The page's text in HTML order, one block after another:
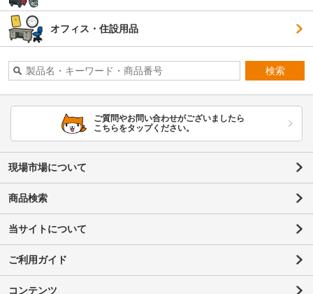
オフィス・住設用品
検索
ご質問やお問い合わせがございましたら
こちらをタップください。
現場市場について
商品検索
当サイトについて
ご利用ガイド
コンテンツ